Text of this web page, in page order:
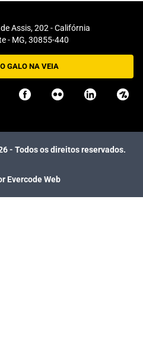
Assis, 202 - Califórnia
- MG, 30855-440
GALO NA VEIA
- Todos os direitos reservados.
Evercode Web